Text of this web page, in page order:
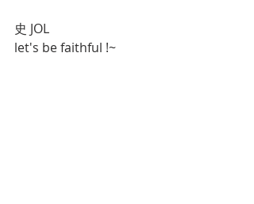
史 JOL
let's be faithful !~